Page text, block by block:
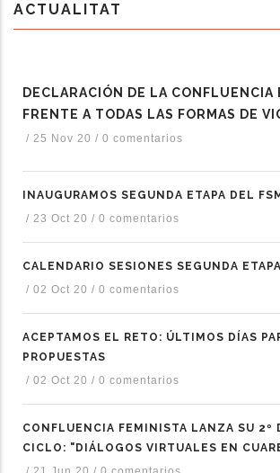
ACTUALITAT
DECLARACIÓN DE LA CONFLUENCIA
FRENTE A TODAS LAS FORMAS DE
/ 25 Nov 20 / 0 comentarios
INAUGURAMOS SEGUNDA ETAPA DEL
/ 23 Oct 20 / 0 comentarios
CALENDARIO SESIONES SEGUNDA
/ 02 Oct 20 / 0 comentarios
ACEPTAMOS EL RETO: ÚLTIMOS DÍAS
PROPUESTAS
/ 02 Oct 20 / 0 comentarios
CONFLUENCIA FEMINISTA LANZA SU 2º
CICLO: "DIÁLOGOS VIRTUALES EN